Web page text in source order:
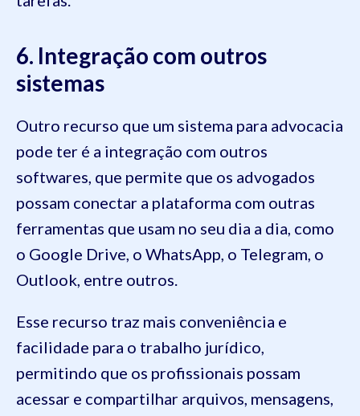
6. Integração com outros
sistemas
Outro recurso que um sistema para advocacia
pode ter é a integração com outros
softwares, que permite que os advogados
possam conectar a plataforma com outras
ferramentas que usam no seu dia a dia, como
o Google Drive, o WhatsApp, o Telegram, o
Outlook, entre outros.
Esse recurso traz mais conveniência e
facilidade para o trabalho jurídico,
permitindo que os profissionais possam
acessar e compartilhar arquivos, mensagens,